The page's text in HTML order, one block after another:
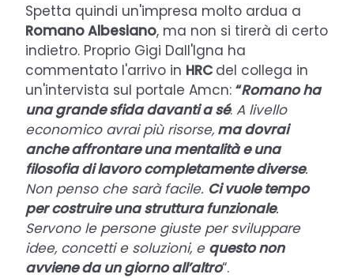
Spetta quindi un'impresa molto ardua a
Romano Albesiano, ma non si tirerà di certo
indietro. Proprio Gigi Dall'Igna ha
commentato l'arrivo in HRC del collega in
un'intervista sul portale Amcn: “Romano ha
una grande sfida davanti a sé. A livello
economico avrai più risorse, ma dovrai
anche affrontare una mentalità e una
filosofia di lavoro completamente diverse.
Non penso che sarà facile. Ci vuole tempo
per costruire una struttura funzionale.
Servono le persone giuste per sviluppare
idee, concetti e soluzioni, e questo non
avviene da un giorno all’altro“.